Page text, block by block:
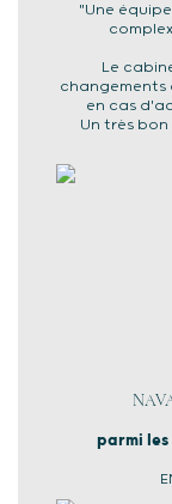
"Une
Le
changements
en cas
Un très
parmi les